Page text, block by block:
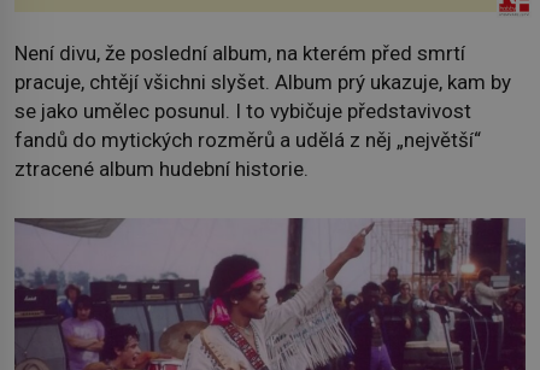
Není divu, že poslední album, na kterém před smrtí
pracuje, chtějí všichni slyšet. Album prý ukazuje, kam by
se jako umělec posunul. I to vybičuje představivost
fandů do mytických rozměrů a udělá z něj „největší“
ztracené album hudební historie.